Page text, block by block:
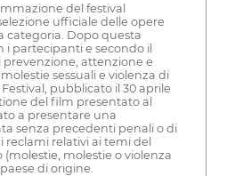
del festival
ufficiale delle opere
categoria. Dopo questa
i partecipanti e secondo il
prevenzione, attenzione e
sessuali e violenza di
pubblicato il 30 aprile
del film presentato al
a presentare una
senza precedenti penali o di
reclami relativi ai temi del
(molestie, molestie o violenza
di origine.